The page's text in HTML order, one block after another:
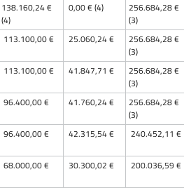
138.160,24 €
(4)
0,00 € (4)
256.684,28 €
(3)
113.100,00 € 25.060,24 €
256.684,28 €
(3)
113.100,00 € 41.847,71 €
256.684,28 €
(3)
96.400,00 € 41.760,24 €
256.684,28 €
(3)
96.400,00 € 42.315,54 € 240.452,11 €
68.000,00 € 30.300,02 € 200.036,59 €